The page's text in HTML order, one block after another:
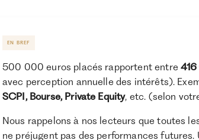
EN BREF
500 000 euros placés rapportent entre
avec perception annuelle des intérêts).
SCPI, Bourse, Private Equity, etc. (selon
Nous rappelons à nos lecteurs que toutes
ne préjugent pas des performances